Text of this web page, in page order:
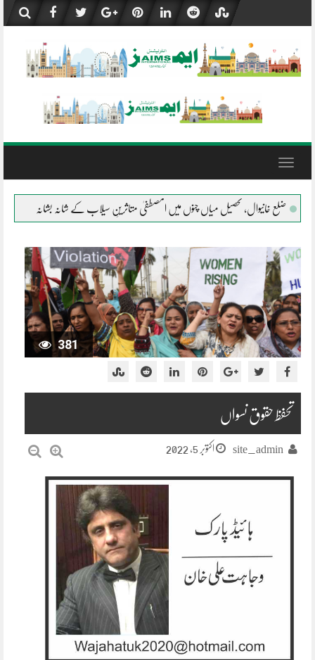
content
Toggle
میں المصطفیٰ متاثرینِ سیلاب کے شانہ بشانہ جلال پور پیروالا المصطفیٰ کی خیمہ
381
تحفظ حقوق نسواں
site_admin اکتوبر 5, 2022